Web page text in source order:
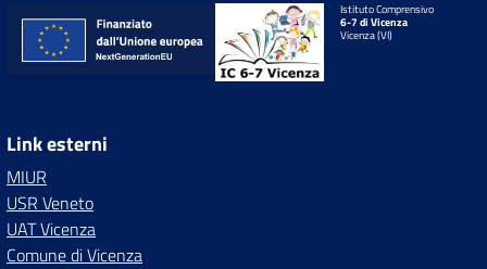
Istituto Comprensivo
6-7 di Vicenza
Vicenza (VI)
Link esterni
MIUR
USR Veneto
UAT Vicenza
Comune di Vicenza